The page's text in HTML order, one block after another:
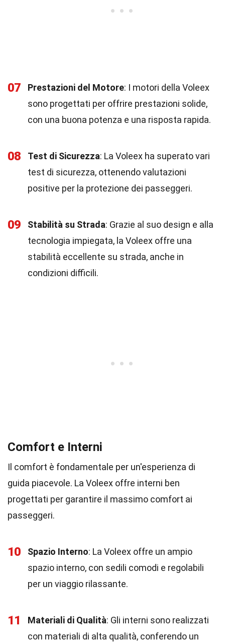
07 Prestazioni del Motore: I motori della Voleex
sono progettati per offrire prestazioni solide,
con una buona potenza e una risposta rapida.
08 Test di Sicurezza: La Voleex ha superato vari
test di sicurezza, ottenendo valutazioni
positive per la protezione dei passeggeri.
09 Stabilità su Strada: Grazie al suo design e alla
tecnologia impiegata, la Voleex offre una
stabilità eccellente su strada, anche in
condizioni difficili.
Comfort e Interni
Il comfort è fondamentale per un'esperienza di
guida piacevole. La Voleex offre interni ben
progettati per garantire il massimo comfort ai
passeggeri.
10 Spazio Interno: La Voleex offre un ampio
spazio interno, con sedili comodi e regolabili
per un viaggio rilassante.
11 Materiali di Qualità: Gli interni sono realizzati
con materiali di alta qualità, conferendo un